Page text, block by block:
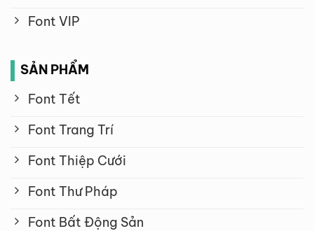
Font VIP
SẢN PHẨM
Font Tết
Font Trang Trí
Font Thiệp Cưới
Font Thư Pháp
Font Bất Động Sản